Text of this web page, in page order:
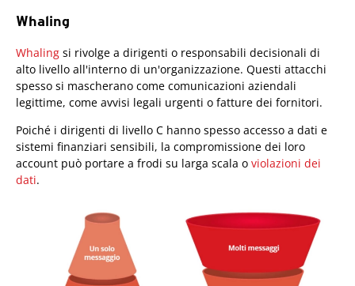
Whaling
Whaling si rivolge a dirigenti o responsabili decisionali di
alto livello all'interno di un'organizzazione. Questi attacchi
spesso si mascherano come comunicazioni aziendali
legittime, come avvisi legali urgenti o fatture dei fornitori.
Poiché i dirigenti di livello C hanno spesso accesso a dati e
sistemi finanziari sensibili, la compromissione dei loro
account può portare a frodi su larga scala o violazioni dei
dati.